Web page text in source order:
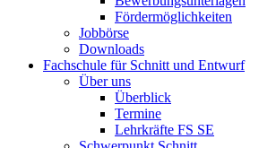
Fördermöglichkeiten
Jobbörse
Downloads
Fachschule für Schnitt und Entwurf
Über uns
Überblick
Termine
Lehrkräfte FS SE